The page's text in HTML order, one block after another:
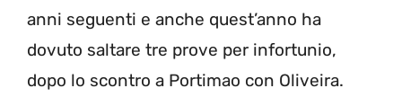
anni seguenti e anche quest’anno ha
dovuto saltare tre prove per infortunio,
dopo lo scontro a Portimao con Oliveira.